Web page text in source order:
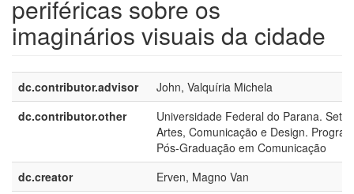
periféricas sobre os
imaginários visuais da cidade
dc.contributor.advisor
John, Valquíria Michela
dc.contributor.other
Universidade Federal do Parana.
Artes, Comunicação e Design.
Pós-Graduação em Comunicação
dc.creator
Erven, Magno Van